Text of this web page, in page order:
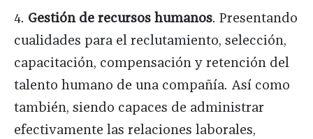
4. Gestión de recursos humanos. Presentando
cualidades para el reclutamiento, selección,
capacitación, compensación y retención del
talento humano de una compañía. Así como
también, siendo capaces de administrar
efectivamente las relaciones laborales,